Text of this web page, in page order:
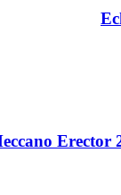
Erector